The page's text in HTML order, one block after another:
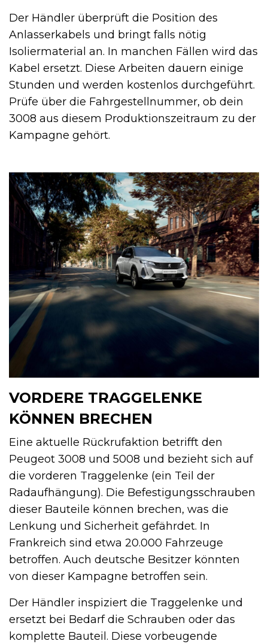
Der Händler überprüft die Position des
Anlasserkabels und bringt falls nötig
Isoliermaterial an. In manchen Fällen wird das
Kabel ersetzt. Diese Arbeiten dauern einige
Stunden und werden kostenlos durchgeführt.
Prüfe über die Fahrgestellnummer, ob dein
3008 aus diesem Produktionszeitraum zu der
Kampagne gehört.
VORDERE TRAGGELENKE
KÖNNEN BRECHEN
Eine aktuelle Rückrufaktion betrifft den
Peugeot 3008 und 5008 und bezieht sich auf
die vorderen Traggelenke (ein Teil der
Radaufhängung). Die Befestigungsschrauben
dieser Bauteile können brechen, was die
Lenkung und Sicherheit gefährdet. In
Frankreich sind etwa 20.000 Fahrzeuge
betroffen. Auch deutsche Besitzer könnten
von dieser Kampagne betroffen sein.
Der Händler inspiziert die Traggelenke und
ersetzt bei Bedarf die Schrauben oder das
komplette Bauteil. Diese vorbeugende